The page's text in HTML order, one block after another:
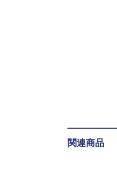
関連商品